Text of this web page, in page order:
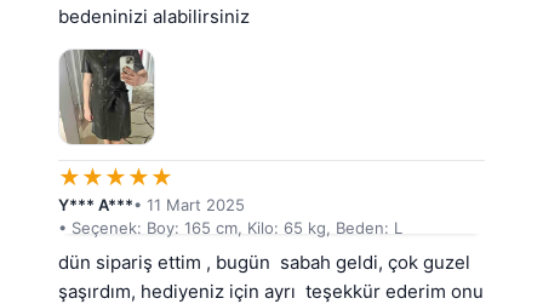
bedeninizi alabilirsiniz
★★★★★
Y*** A***• 11 Mart 2025
• Seçenek: Boy: 165 cm, Kilo: 65 kg, Beden: L
dün sipariş ettim , bugün  sabah geldi, çok guzel
şaşırdım, hediyeniz için ayrı  teşekkür ederim onu